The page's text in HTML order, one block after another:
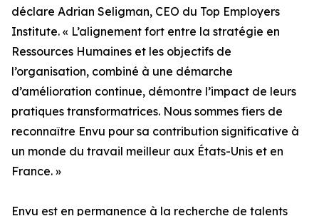
déclare Adrian Seligman, CEO du Top Employers
Institute. « L’alignement fort entre la stratégie en
Ressources Humaines et les objectifs de
l’organisation, combiné à une démarche
d’amélioration continue, démontre l’impact de leurs
pratiques transformatrices. Nous sommes fiers de
reconnaître Envu pour sa contribution significative à
un monde du travail meilleur aux États-Unis et en
France. »
Envu est en permanence à la recherche de talents